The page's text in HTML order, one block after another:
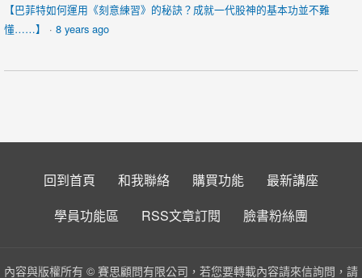
【巴菲特如何運用《刻意練習》的秘訣？成就一代股神的基本功並不難
懂……】
· 8 years ago
回到首頁 和我聯絡 購買功能
最新講座
學員功能區
RSS文章訂閱 臉書粉絲團
內容與版權所有 © 賽思顧問有限公司，若您要轉載內容請來信詢問，請